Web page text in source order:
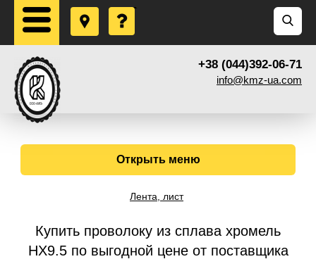
+38 (044)392-06-71
info@kmz-ua.com
Открыть меню
Лента, лист
Купить проволоку из сплава хромель
НХ9.5 по выгодной цене от поставщика